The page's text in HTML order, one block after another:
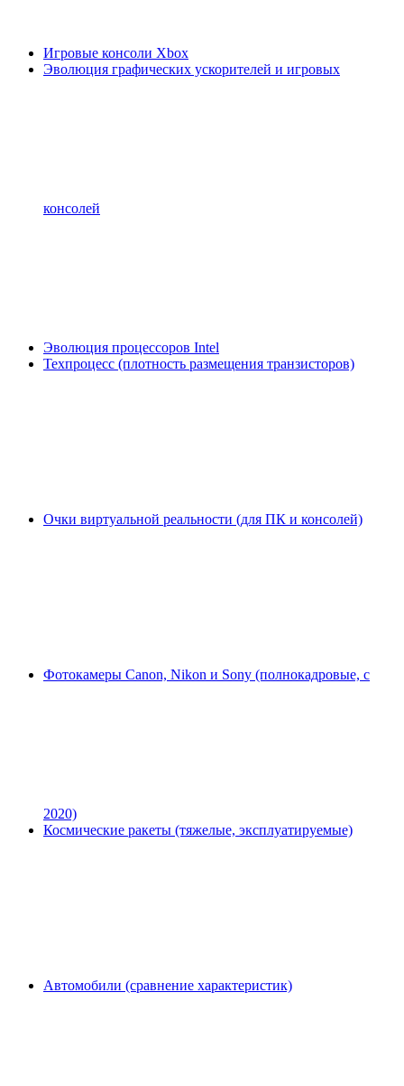
Игровые консоли Xbox
Эволюция графических ускорителей и игровых
консолей
Эволюция процессоров Intel
Техпроцесс (плотность размещения транзисторов)
Очки виртуальной реальности (для ПК и консолей)
Фотокамеры Canon, Nikon и Sony (полнокадровые, с
2020)
Космические ракеты (тяжелые, эксплуатируемые)
Автомобили (сравнение характеристик)